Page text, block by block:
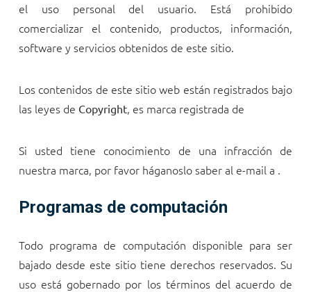
el uso personal del usuario. Está prohibido
comercializar el contenido, productos, información,
software y servicios obtenidos de este sitio.
Los contenidos de este sitio web están registrados bajo
las leyes de Copyright, es marca registrada de
Si usted tiene conocimiento de una infracción de
nuestra marca, por favor háganoslo saber al e-mail a .
Programas de computación
Todo programa de computación disponible para ser
bajado desde este sitio tiene derechos reservados. Su
uso está gobernado por los términos del acuerdo de